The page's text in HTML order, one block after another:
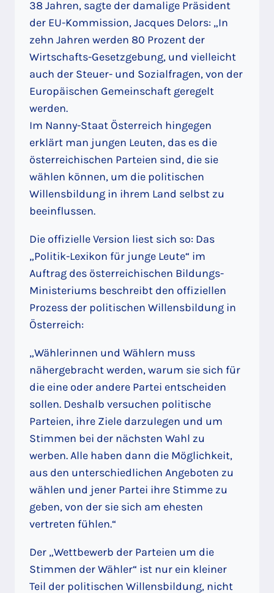
38 Jahren, sagte der damalige Präsident
der EU-Kommission, Jacques Delors: „In
zehn Jahren werden 80 Prozent der
Wirtschafts-Gesetzgebung, und vielleicht
auch der Steuer- und Sozialfragen, von der
Europäischen Gemeinschaft geregelt
werden.
Im Nanny-Staat Österreich hingegen
erklärt man jungen Leuten, das es die
österreichischen Parteien sind, die sie
wählen können, um die politischen
Willensbildung in ihrem Land selbst zu
beeinflussen.
Die offizielle Version liest sich so: Das
„Politik-Lexikon für junge Leute“ im
Auftrag des österreichischen Bildungs-
Ministeriums beschreibt den offiziellen
Prozess der politischen Willensbildung in
Österreich:
„Wählerinnen und Wählern muss
nähergebracht werden, warum sie sich für
die eine oder andere Partei entscheiden
sollen. Deshalb versuchen politische
Parteien, ihre Ziele darzulegen und um
Stimmen bei der nächsten Wahl zu
werben. Alle haben dann die Möglichkeit,
aus den unterschiedlichen Angeboten zu
wählen und jener Partei ihre Stimme zu
geben, von der sie sich am ehesten
vertreten fühlen.“
Der „Wettbewerb der Parteien um die
Stimmen der Wähler“ ist nur ein kleiner
Teil der politischen Willensbildung, nicht